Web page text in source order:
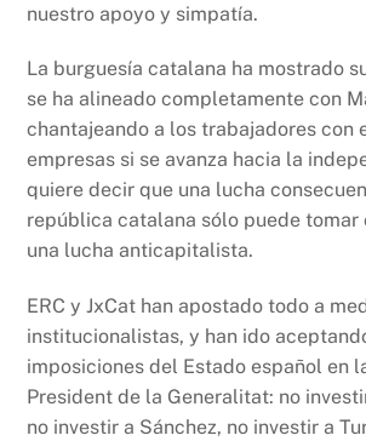
nuestro apoyo y simpatía.
La burguesía catalana ha mostrado
se ha alineado completamente con
chantajeando a los trabajadores con
empresas si se avanza hacia la
quiere decir que una lucha
república catalana sólo puede tomar
una lucha anticapitalista.
ERC y JxCat han apostado todo a
institucionalistas, y han ido
imposiciones del Estado español en
President de la Generalitat: no
no investir a Sánchez, no investir a